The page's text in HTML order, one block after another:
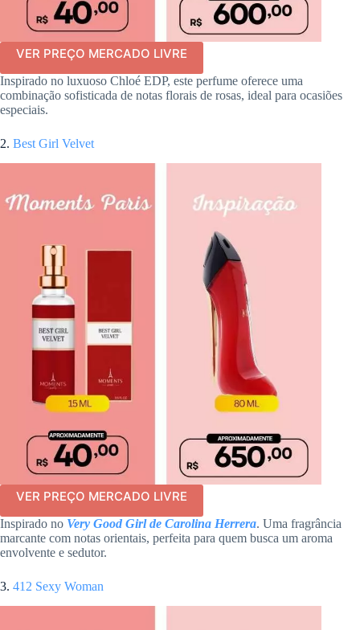
VER PREÇO MERCADO LIVRE
Inspirado no luxuoso Chloé EDP, este perfume oferece uma
combinação sofisticada de notas florais de rosas, ideal para ocasiões
especiais.
2. Best Girl Velvet
VER PREÇO MERCADO LIVRE
Inspirado no Very Good Girl de Carolina Herrera. Uma fragrância
marcante com notas orientais, perfeita para quem busca um aroma
envolvente e sedutor.
3. 412 Sexy Woman